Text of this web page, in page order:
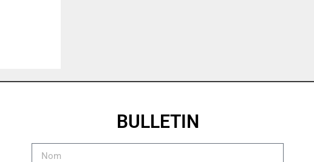
BULLETIN